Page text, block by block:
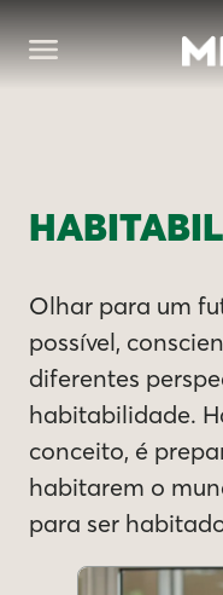
Olhar para um
possível,
diferentes
habitabilidade.
conceito, é
habitarem o
para ser